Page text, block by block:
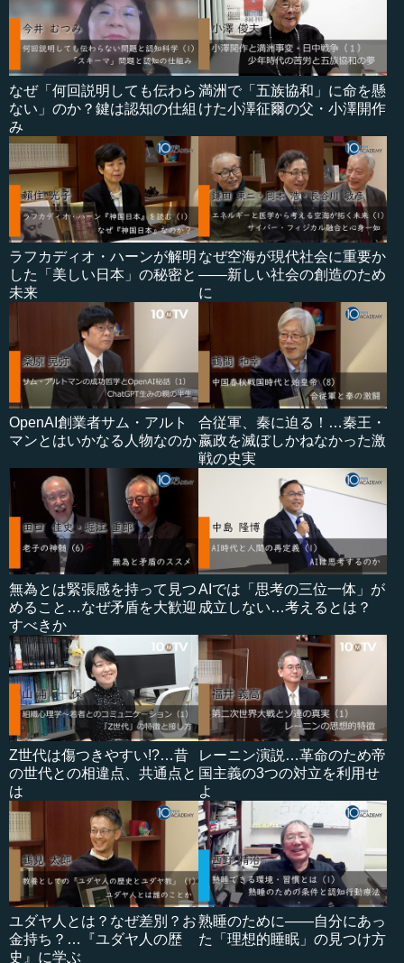
なぜ「何回説明しても伝わら
ない」のか？鍵は認知の仕組
み
満洲で「五族協和」に命を懸
けた小澤征爾の父・小澤開作
ラフカディオ・ハーンが解明
した「美しい日本」の秘密と
未来
なぜ空海が現代社会に重要か
――新しい社会の創造のため
に
OpenAI創業者サム・アルト
マンとはいかなる人物なのか
合従軍、秦に迫る！…秦王・
嬴政を滅ぼしかねなかった激
戦の史実
無為とは緊張感を持って見つ
めること…なぜ矛盾を大歓迎
すべきか
AIでは「思考の三位一体」が
成立しない…考えるとは？
Z世代は傷つきやすい!?…昔
の世代との相違点、共通点と
は
レーニン演説…革命のため帝
国主義の3つの対立を利用せ
よ
ユダヤ人とは？なぜ差別？お
金持ち？…『ユダヤ人の歴
史』に学ぶ
熟睡のために――自分にあっ
た「理想的睡眠」の見つけ方